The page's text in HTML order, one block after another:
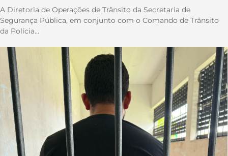
A Diretoria de Operações de Trânsito da Secretaria de
Segurança Pública, em conjunto com o Comando de Trânsito
da Polícia...